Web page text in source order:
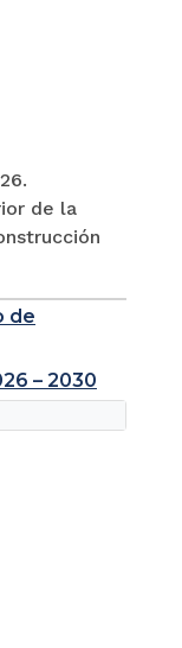
de la
de
– 2030